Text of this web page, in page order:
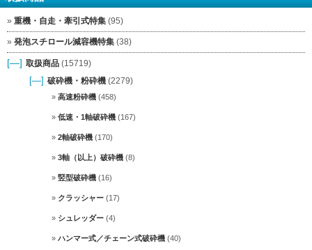
重機・自走・牽引式特集 (95)
発泡スチロール減容機特集 (38)
[—] 取扱商品 (15719)
[—] 破砕機・粉砕機 (2279)
高速粉砕機 (458)
低速・1軸破砕機 (167)
2軸破砕機 (170)
3軸（以上）破砕機 (8)
竪型破砕機 (16)
クラッシャー (17)
シュレッダー (4)
ハンマー式／チェーン式破砕機 (40)